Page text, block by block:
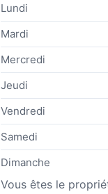
Lundi
Mardi
Mercredi
Jeudi
Vendredi
Samedi
Dimanche
Vous êtes le